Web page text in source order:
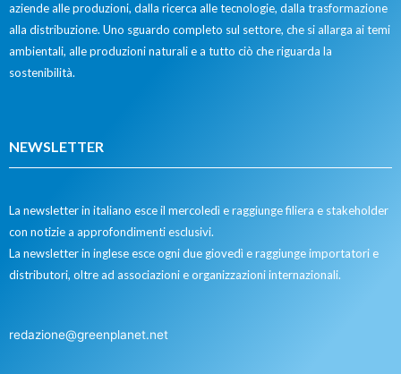
aziende alle produzioni, dalla ricerca alle tecnologie, dalla trasformazione
alla distribuzione. Uno sguardo completo sul settore, che si allarga ai temi
ambientali, alle produzioni naturali e a tutto ciò che riguarda la
sostenibilità.
NEWSLETTER
La newsletter in italiano esce il mercoledì e raggiunge filiera e stakeholder
con notizie a approfondimenti esclusivi.
La newsletter in inglese esce ogni due giovedì e raggiunge importatori e
distributori, oltre ad associazioni e organizzazioni internazionali.
redazione@greenplanet.net